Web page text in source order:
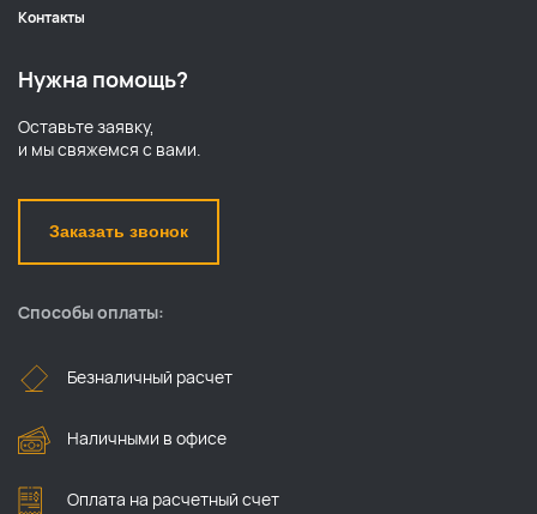
Нужна помощь?
Оставьте заявку,
и мы свяжемся с вами.
Заказать звонок
Контакты
Способы оплаты:
Безналичный расчет
Наличными в офисе
Оплата на расчетный счет